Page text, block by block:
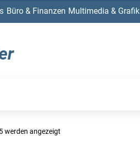
Büro & Finanzen Multimedia & Grafik
werden angezeigt